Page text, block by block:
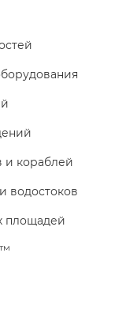
и кораблей
водостоков
площадей